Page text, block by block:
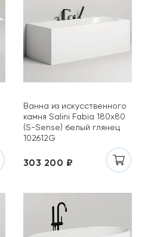
Ванна из искусственного
камня Salini Fabia 180x80
(S-Sense) белый глянец
102612G
303 200 ₽